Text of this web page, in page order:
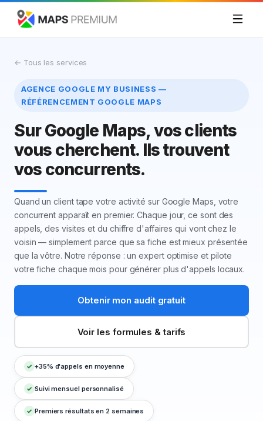
← Tous les services
AGENCE GOOGLE MY BUSINESS —
RÉFÉRENCEMENT GOOGLE MAPS
Sur Google Maps, vos clients
vous cherchent. Ils trouvent
vos concurrents.
Quand un client tape votre activité sur Google Maps, votre
concurrent apparaît en premier. Chaque jour, ce sont des
appels, des visites et du chiffre d'affaires qui vont chez le
voisin — simplement parce que sa fiche est mieux présentée
que la vôtre. Notre réponse : un expert optimise et pilote
votre fiche chaque mois pour générer plus d'appels locaux.
Obtenir mon audit gratuit
Voir les formules & tarifs
+35% d'appels en moyenne
Suivi mensuel personnalisé
Premiers résultats en 2 semaines